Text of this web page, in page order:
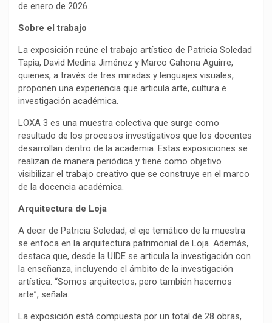
de enero de 2026.
Sobre el trabajo
La exposición reúne el trabajo artístico de Patricia Soledad
Tapia, David Medina Jiménez y Marco Gahona Aguirre,
quienes, a través de tres miradas y lenguajes visuales,
proponen una experiencia que articula arte, cultura e
investigación académica.
LOXA 3 es una muestra colectiva que surge como
resultado de los procesos investigativos que los docentes
desarrollan dentro de la academia. Estas exposiciones se
realizan de manera periódica y tiene como objetivo
visibilizar el trabajo creativo que se construye en el marco
de la docencia académica.
Arquitectura de Loja
A decir de Patricia Soledad, el eje temático de la muestra
se enfoca en la arquitectura patrimonial de Loja. Además,
destaca que, desde la UIDE se articula la investigación con
la enseñanza, incluyendo el ámbito de la investigación
artística. “Somos arquitectos, pero también hacemos
arte”, señala.
La exposición está compuesta por un total de 28 obras,